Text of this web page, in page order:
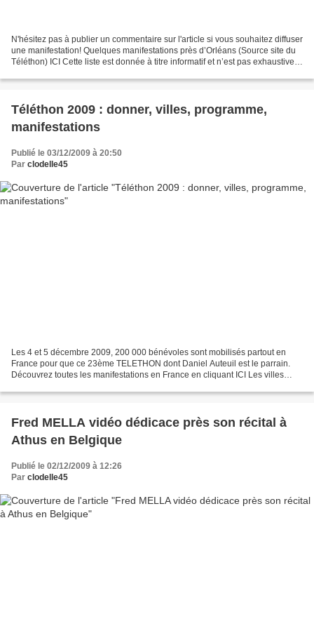
N'hésitez pas à publier un commentaire sur l'article si vous souhaitez diffuser
une manifestation! Quelques manifestations près d’Orléans (Source site du
Téléthon) ICI Cette liste est donnée à titre informatif et n’est pas exhaustive.
Téléthon 2009 : donner, villes, programme,
manifestations
Publié le 03/12/2009 à 20:50
Par clodelle45
Les 4 et 5 décembre 2009, 200 000 bénévoles sont mobilisés partout en
France pour que ce 23ème TELETHON dont Daniel Auteuil est le parrain.
Découvrez toutes les manifestations en France en cliquant ICI Les villes
Fred MELLA vidéo dédicace près son récital à
Athus en Belgique
Publié le 02/12/2009 à 12:26
Par clodelle45